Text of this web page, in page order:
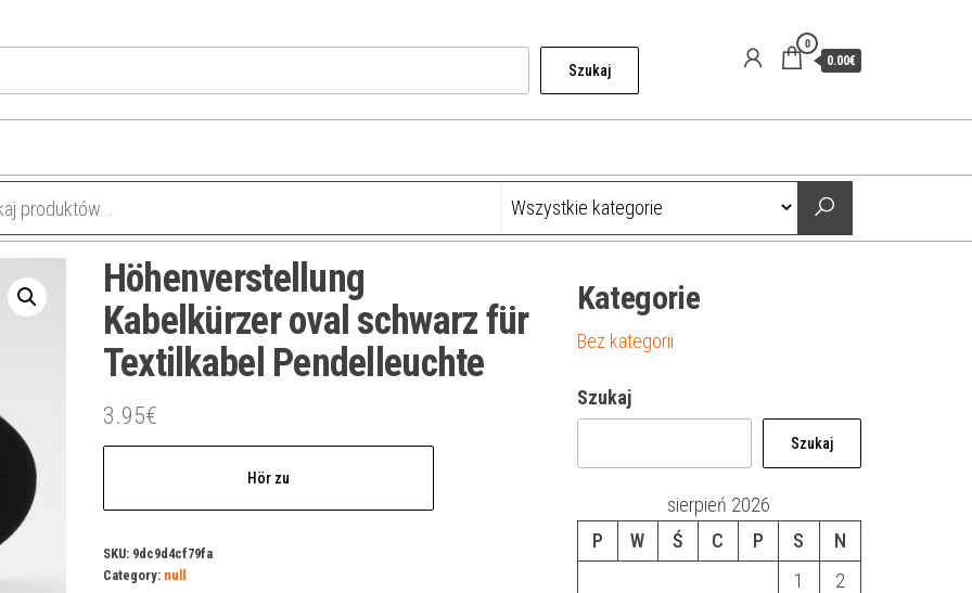
Szukaj
0
0.00€
Höhenverstellung
Kabelkürzer oval schwarz für
Textilkabel Pendelleuchte
3.95€
Hör zu
SKU: 9dc9d4cf79fa
Category: null
Kategorie
Bez kategorii
Szukaj
Szukaj
sierpień 2026
P
W Ś C P S
N
1
2